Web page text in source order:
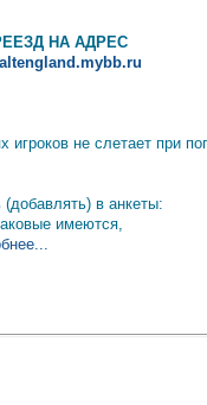
НА АДРЕС
не слетает при
(добавлять) в анкеты:
имеются,